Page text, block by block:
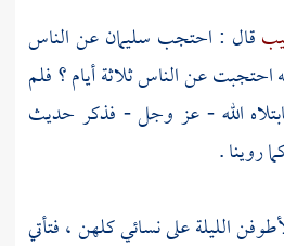
قال : احتجب سليمانعن الناس
احتجبت عن الناس ثلاثة أيام ؟ فلم
الله - عز وجل - فذكر حديث
روينا .
الليلة على نسائي كلهن ، فتأتي